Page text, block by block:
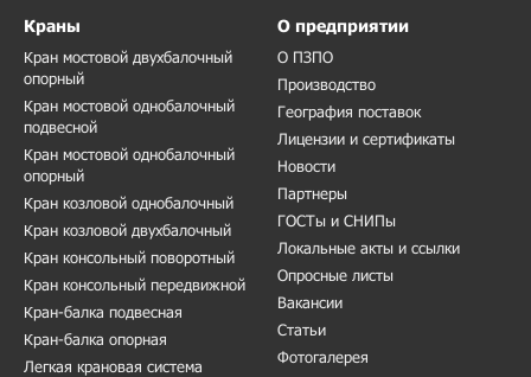
Краны
Кран мостовой двухбалочный
опорный
Кран мостовой однобалочный
подвесной
Кран мостовой однобалочный
опорный
Кран козловой однобалочный
Кран козловой двухбалочный
Кран консольный поворотный
Кран консольный передвижной
Кран-балка подвесная
Кран-балка опорная
Легкая крановая система
О предприятии
О ПЗПО
Производство
География поставок
Лицензии и сертификаты
Новости
Партнеры
ГОСТы и СНИПы
Локальные акты и ссылки
Опросные листы
Вакансии
Статьи
Фотогалерея